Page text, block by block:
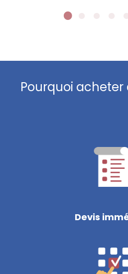
Pourquoi acheter
Devis